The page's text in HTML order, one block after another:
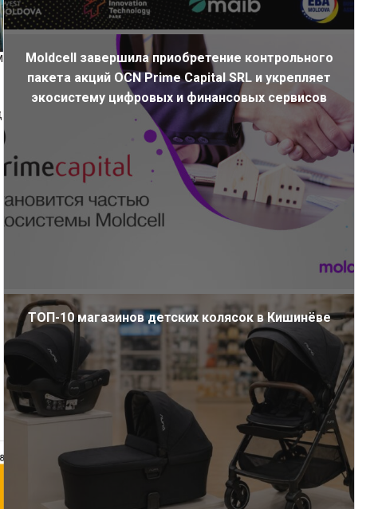
Moldcell завершила приобретение контрольного
пакета акций OCN Prime Capital SRL и укрепляет
экосистему цифровых и финансовых сервисов
ТОП-10 магазинов детских колясок в Кишинёве